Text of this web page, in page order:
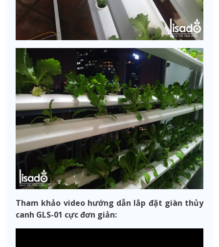
Tham khảo video hướng dẫn lắp đặt giàn thủy
canh GLS-01 cực đơn giản: